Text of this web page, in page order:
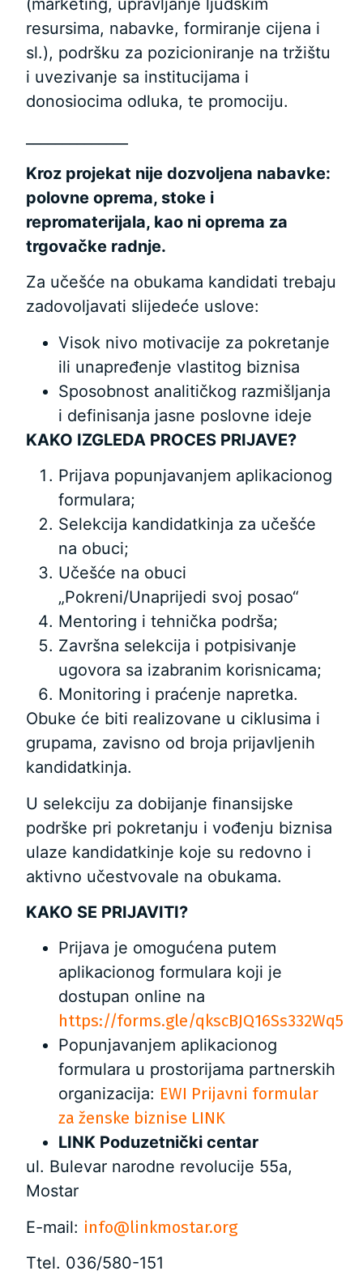
(marketing, upravljanje ljudskim
resursima, nabavke, formiranje cijena i
sl.), podršku za pozicioniranje na tržištu
i uvezivanje sa institucijama i
donosiocima odluka, te promociju.
Kroz projekat nije dozvoljena nabavke:
polovne oprema, stoke i
repromaterijala, kao ni oprema za
trgovačke radnje.
Za učešće na obukama kandidati trebaju
zadovoljavati slijedeće uslove:
Visok nivo motivacije za pokretanje
ili unapređenje vlastitog biznisa
Sposobnost analitičkog razmišljanja
i definisanja jasne poslovne ideje
KAKO IZGLEDA PROCES PRIJAVE?
Prijava popunjavanjem aplikacionog
formulara;
Selekcija kandidatkinja za učešće
na obuci;
Učešće na obuci
„Pokreni/Unaprijedi svoj posao“
Mentoring i tehnička podrša;
Završna selekcija i potpisivanje
ugovora sa izabranim korisnicama;
Monitoring i praćenje napretka.
Obuke će biti realizovane u ciklusima i
grupama, zavisno od broja prijavljenih
kandidatkinja.
U selekciju za dobijanje finansijske
podrške pri pokretanju i vođenju biznisa
ulaze kandidatkinje koje su redovno i
aktivno učestvovale na obukama.
KAKO SE PRIJAVITI?
Prijava je omogućena putem
aplikacionog formulara koji je
dostupan online na
https://forms.gle/qkscBJQ16Ss332Wq5
Popunjavanjem aplikacionog
formulara u prostorijama partnerskih
organizacija: EWI Prijavni formular
za ženske biznise LINK
LINK Poduzetnički centar
ul. Bulevar narodne revolucije 55a,
Mostar
E-mail: info@linkmostar.org
Ttel. 036/580-151